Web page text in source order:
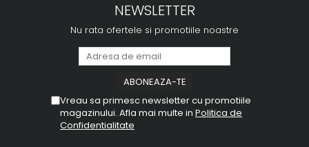
NEWSLETTER
Nu rata ofertele si promotiile noastre
Vreau sa primesc newsletter cu promotiile
magazinului. Afla mai multe in Politica de
Confidentialitate